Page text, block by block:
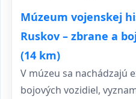
Múzeum vojenskej
Ruskov – zbrane a
(14 km)
V múzeu sa nachádzajú
bojových vozidiel,